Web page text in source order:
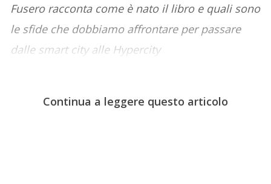
Fusero racconta come è nato il libro e quali sono
le sfide che dobbiamo affrontare per passare
dalle smart city alle Hypercity
Continua a leggere questo articolo